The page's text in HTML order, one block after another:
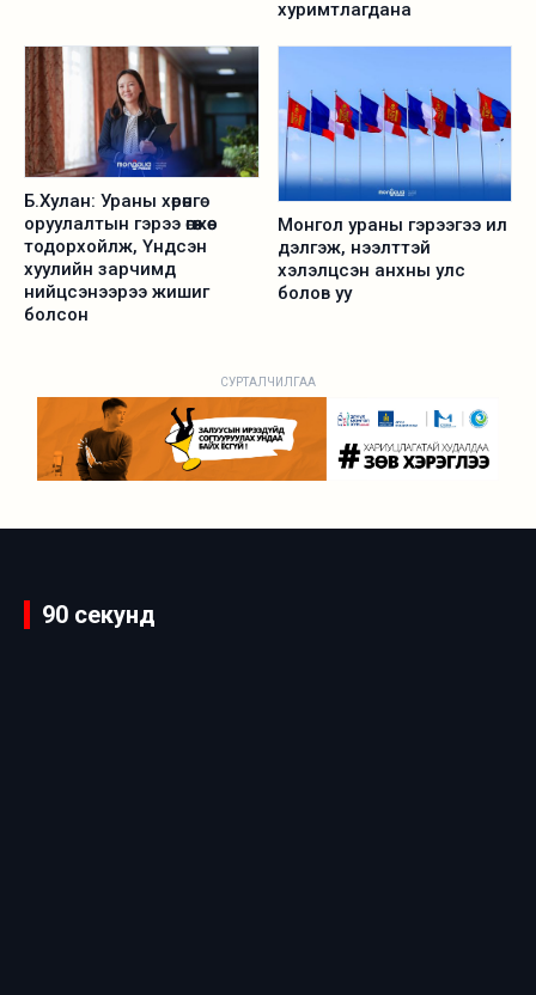
хуримтлагдана
Б.Хулан: Ураны хөрөнгө
оруулалтын гэрээ өгөөжөө
тодорхойлж, Үндсэн
хуулийн зарчимд
нийцсэнээрээ жишиг
болсон
Монгол ураны гэрээгээ ил
дэлгэж, нээлттэй
хэлэлцсэн анхны улс
болов уу
СУРТАЛЧИЛГАА
90 секунд